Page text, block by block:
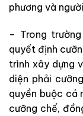
phương và
– Trong
quyết định
trình xây dựng
diện phải
quyền buộc cá
cưỡng chế,